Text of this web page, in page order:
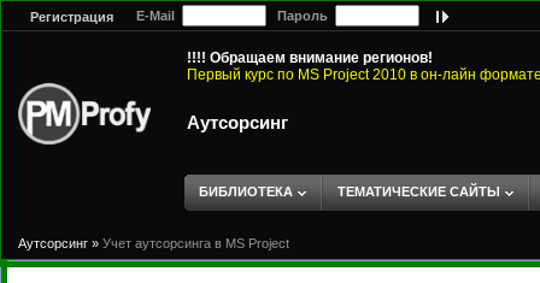
Регистрация E-Mail Пароль
!!!! Обращаем внимание регионов!
Первый курс по MS Project 2010 в он-лайн
Аутсорсинг
БИБЛИОТЕКА ТЕМАТИЧЕСКИЕ САЙТЫ
Аутсорсинг » Учет аутсорсинга в MS Project